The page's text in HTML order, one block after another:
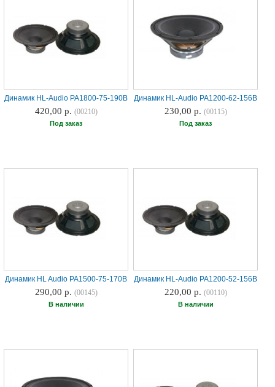
38
jsoundby
группы
в
соцсетях:
Динамик HL-Audio PA1800-75-190B
420,00 р. (00210)
Под заказ
Динамик HL-Audio PA1200-62-156B
230,00 р. (00115)
Под заказ
Динамик HL Audio PA1500-75-170B
290,00 р. (00145)
В наличии
Динамик HL-Audio PA1200-52-156B
220,00 р. (00110)
В наличии